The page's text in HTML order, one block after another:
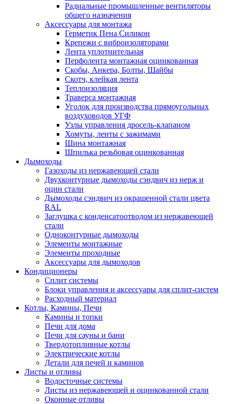
Радиальные промышленные вентиляторы
общего назначения
Аксессуары для монтажа
Герметик Пена Силикон
Крепежи с виброизоляторами
Лента уплотнительная
Перфолента монтажная оцинкованная
Скобы, Анкера, Болты, Шайбы
Скотч, клейкая лента
Теплоизоляция
Траверса монтажная
Уголок для производства прямоугольных
воздуховодов УГФ
Узлы управления дросель-клапаном
Хомуты, ленты с зажимами
Шина монтажная
Шпилька резьбовая оцинкованная
Дымоходы
Газоходы из нержавеющей стали
Двухконтурные дымоходы сэндвич из нерж и
оцин стали
Дымоходы сэндвич из окрашенной стали цвета
RAL
Заглушка с конденсатоотводом из нержавеющей
стали
Одноконтурные дымоходы
Элементы монтажные
Элементы проходные
Аксессуары для дымоходов
Кондиционеры
Сплит системы
Блоки управления и аксессуары для сплит-систем
Расходный материал
Котлы, Камины, Печи
Камины и топки
Печи для дома
Печи для сауны и бани
Твердотопливные котлы
Электрические котлы
Детали для печей и каминов
Листы и отливы
Водосточные системы
Листы из нержавеющей и оцинкованной стали
Оконные отливы